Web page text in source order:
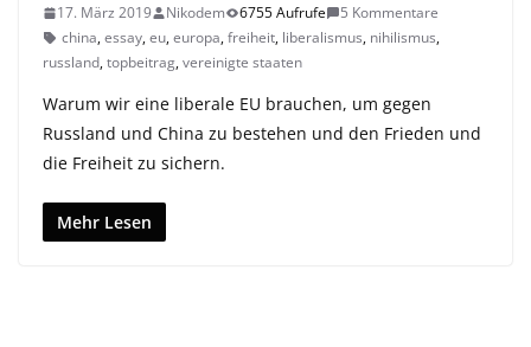
17. März 2019 Nikodem 6755 Aufrufe
5 Kommentare
china,essay,eu,europa,freiheit, liberalismus, nihilismus,
russland,topbeitrag,vereinigte staaten
Warum wir eine liberale EU brauchen, um gegen
Russland und China zu bestehen und den Frieden und
die Freiheit zu sichern.
Mehr Lesen